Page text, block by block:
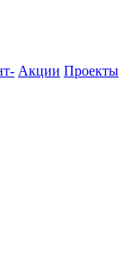
Акции Проекты